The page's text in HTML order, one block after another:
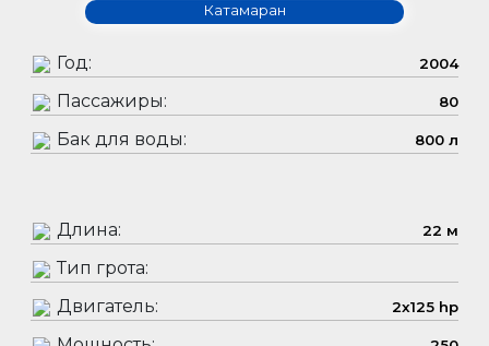
Катамаран
Год: 2004
Пассажиры: 80
Бак для воды: 800 л
Длина: 22 м
Тип грота:
Двигатель:
2x125 hp